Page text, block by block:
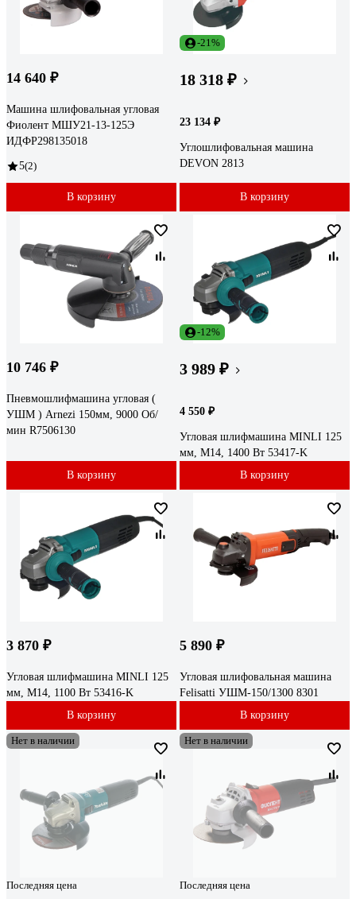
14 640 ₽
Машина шлифовальная угловая
Фиолент МШУ21-13-125Э
ИДФР298135018
5(2)
В корзину
-21%
18 318 ₽
23 134 ₽
Углошлифовальная машина
DEVON 2813
В корзину
10 746 ₽
Пневмошлифмашина угловая (
УШМ ) Arnezi 150мм, 9000 Об/
мин R7506130
В корзину
-12%
3 989 ₽
4 550 ₽
Угловая шлифмашина MINLI 125
мм, M14, 1400 Вт 53417-K
В корзину
3 870 ₽
Угловая шлифмашина MINLI 125
мм, M14, 1100 Вт 53416-K
В корзину
5 890 ₽
Угловая шлифовальная машина
Felisatti УШМ-150/1300 8301
В корзину
Нет в наличии
Последняя цена
Нет в наличии
Последняя цена